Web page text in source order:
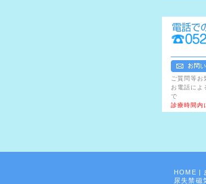
ご質問等お
お電話によ
で
診療時間内
HOME |
尿失禁磁